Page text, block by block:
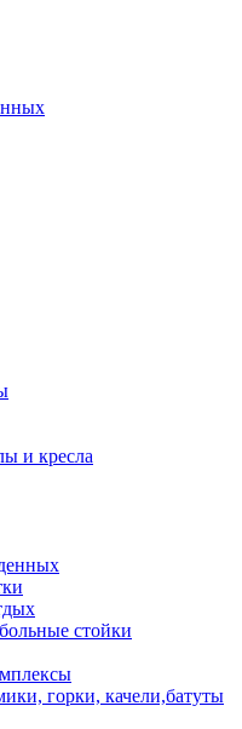
и кресла
стойки
горки, качели,батуты